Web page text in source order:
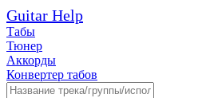
Guitar Help
Табы
Тюнер
Аккорды
Конвертер табов